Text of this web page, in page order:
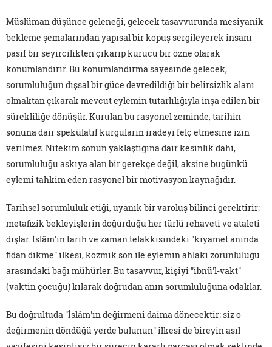
Müslüman düşünce geleneği, gelecek tasavvurunda mesiyanik
bekleme şemalarından yapısal bir kopuş sergileyerek insanı
pasif bir seyircilikten çıkarıp kurucu bir özne olarak
konumlandırır. Bu konumlandırma sayesinde gelecek,
sorumluluğun dışsal bir güce devredildiği bir belirsizlik alanı
olmaktan çıkarak mevcut eylemin tutarlılığıyla inşa edilen bir
sürekliliğe dönüşür. Kurulan bu rasyonel zeminde, tarihin
sonuna dair spekülatif kurguların iradeyi felç etmesine izin
verilmez. Nitekim sonun yaklaştığına dair kesinlik dahi,
sorumluluğu askıya alan bir gerekçe değil, aksine bugünkü
eylemi tahkim eden rasyonel bir motivasyon kaynağıdır.
Tarihsel sorumluluk etiği, uyanık bir varoluş bilinci gerektirir;
metafizik bekleyişlerin doğurduğu her türlü rehaveti ve ataleti
dışlar. İslâm'ın tarih ve zaman telakkisindeki "kıyamet anında
fidan dikme" ilkesi, kozmik son ile eylemin ahlaki zorunluluğu
arasındaki bağı mühürler. Bu tasavvur, kişiyi "ibnü'l-vakt"
(vaktin çocuğu) kılarak doğrudan anın sorumluluğuna odaklar.
Bu doğrultuda "İslâm'ın değirmeni daima dönecektir; siz o
değirmenin döndüğü yerde bulunun" ilkesi de bireyin asıl